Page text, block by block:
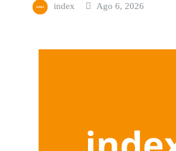
index Ago 6, 2026